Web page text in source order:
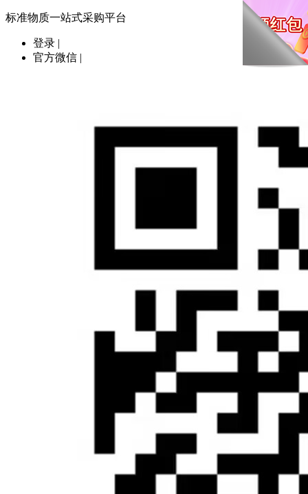
标准物质一站式采购平台
登录 |
官方微信 |